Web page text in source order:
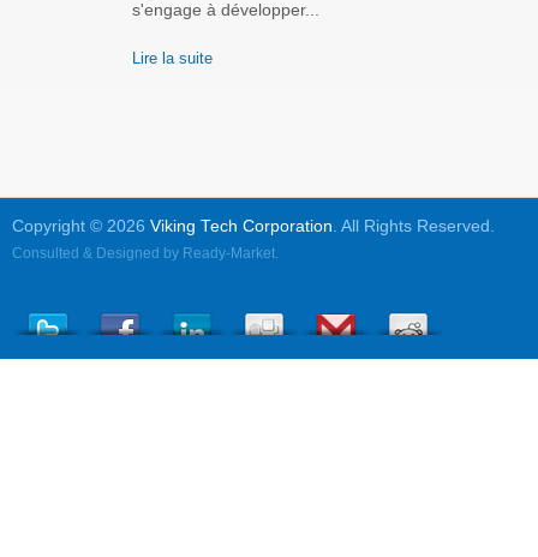
s'engage à développer...
Lire la suite
Copyright © 2026 Viking Tech Corporation. All Rights Reserved.
Consulted & Designed by Ready-Market.